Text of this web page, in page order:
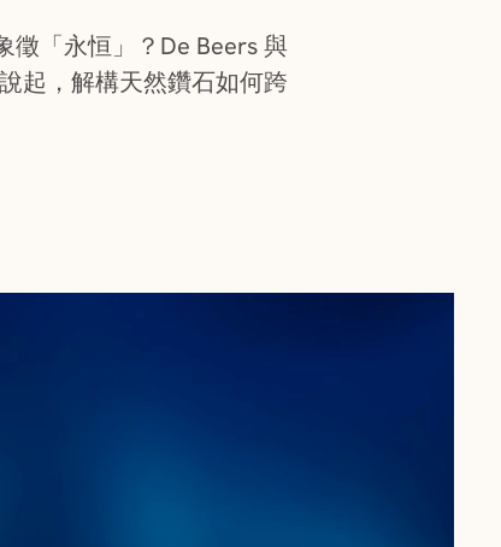
徵「永恒」？De Beers 與
起，解構天然鑽石如何跨